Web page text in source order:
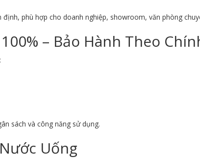
phù hợp cho doanh nghiệp, showroom, văn phòng
– Bảo Hành Theo
sách và công năng sử dụng.
Uống